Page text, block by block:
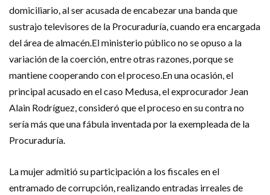
domiciliario, al ser acusada de encabezar una banda que
sustrajo televisores de la Procuraduría, cuando era encargada
del área de almacén.El ministerio público no se opuso a la
variación de la coerción, entre otras razones, porque se
mantiene cooperando con el proceso.En una ocasión, el
principal acusado en el caso Medusa, el exprocurador Jean
Alain Rodríguez, consideró que el proceso en su contra no
sería más que una fábula inventada por la exempleada de la
Procuraduría.
La mujer admitió su participación a los fiscales en el
entramado de corrupción, realizando entradas irreales de